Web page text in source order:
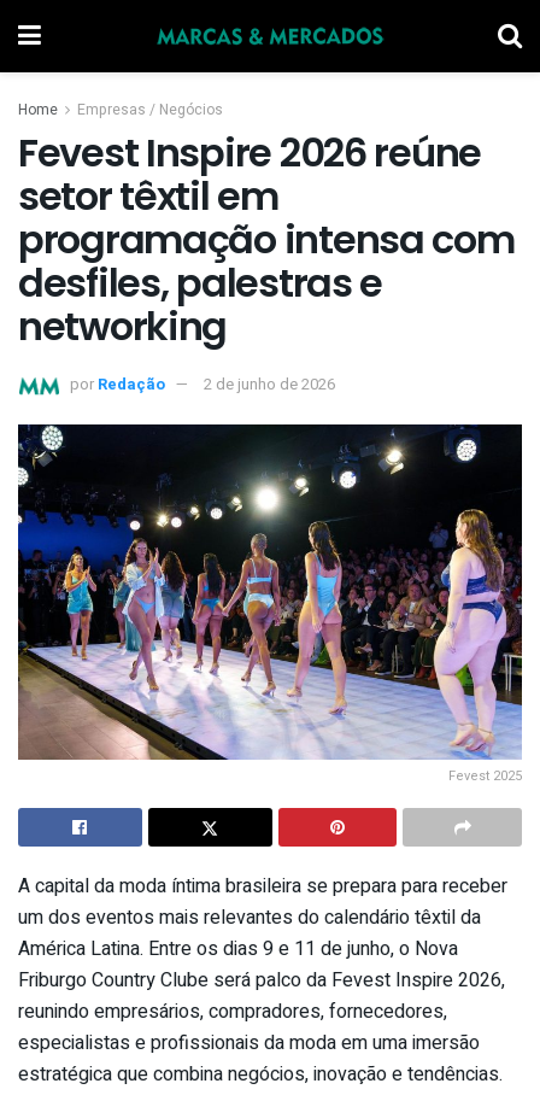
Home Empresas / Negócios
Fevest Inspire 2026 reúne
setor têxtil em
programação intensa com
desfiles, palestras e
networking
por Redação 2 de junho de 2026
Fevest 2025
A capital da moda íntima brasileira se prepara para receber
um dos eventos mais relevantes do calendário têxtil da
América Latina. Entre os dias 9 e 11 de junho, o Nova
Friburgo Country Clube será palco da Fevest Inspire 2026,
reunindo empresários, compradores, fornecedores,
especialistas e profissionais da moda em uma imersão
estratégica que combina negócios, inovação e tendências.